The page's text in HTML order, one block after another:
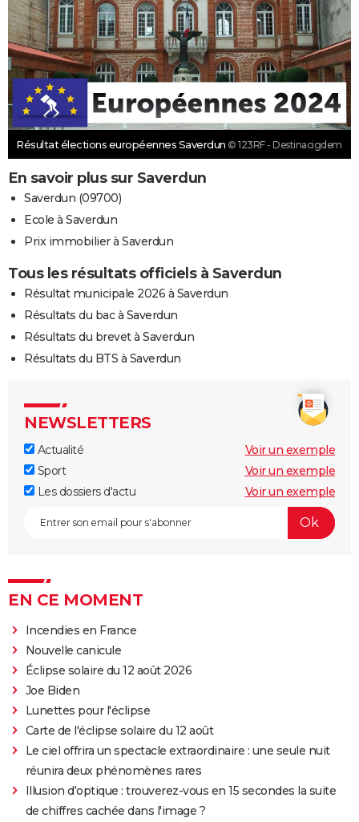
Résultat élections européennes Saverdun © 123RF - Destinacigdem
En savoir plus sur Saverdun
Saverdun (09700)
Ecole à Saverdun
Prix immobilier à Saverdun
Tous les résultats officiels à Saverdun
Résultat municipale 2026 à Saverdun
Résultats du bac à Saverdun
Résultats du brevet à Saverdun
Résultats du BTS à Saverdun
NEWSLETTERS
Actualité
Voir un exemple
Sport
Voir un exemple
Les dossiers d'actu
Voir un exemple
EN CE MOMENT
Incendies en France
Nouvelle canicule
Éclipse solaire du 12 août 2026
Joe Biden
Lunettes pour l'éclipse
Carte de l'éclipse solaire du 12 août
Le ciel offrira un spectacle extraordinaire : une seule nuit
réunira deux phénomènes rares
Illusion d'optique : trouverez-vous en 15 secondes la suite
de chiffres cachée dans l'image ?